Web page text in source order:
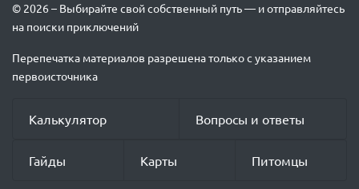
© 2026 – Выбирайте свой собственный путь — и отправляйтесь
на поиски приключений
Перепечатка материалов разрешена только с указанием
первоисточника
Калькулятор Вопросы и ответы
Гайды Карты Питомцы